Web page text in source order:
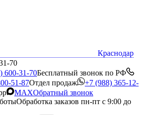
Краснодар
70
600-31-70Бесплатный звонок по РФ
51-87Отдел продаж
+7 (988) 365-12-
MAXОбратный звонок
Обработка заказов пн-пт с 9:00 до